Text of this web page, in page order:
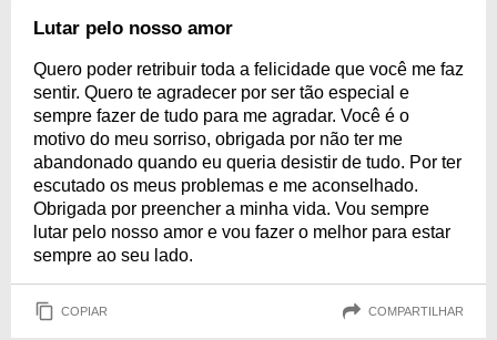
Lutar pelo nosso amor
Quero poder retribuir toda a felicidade que você me faz
sentir. Quero te agradecer por ser tão especial e
sempre fazer de tudo para me agradar. Você é o
motivo do meu sorriso, obrigada por não ter me
abandonado quando eu queria desistir de tudo. Por ter
escutado os meus problemas e me aconselhado.
Obrigada por preencher a minha vida. Vou sempre
lutar pelo nosso amor e vou fazer o melhor para estar
sempre ao seu lado.
COPIAR COMPARTILHAR